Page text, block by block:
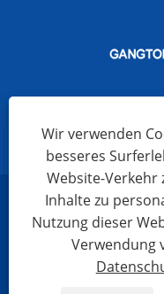
Wir verwenden
besseres
Website-Verkehr
Inhalte zu
Nutzung dieser
Verwendung
Links Sitemap RSS
Copyright © 2023
Alle